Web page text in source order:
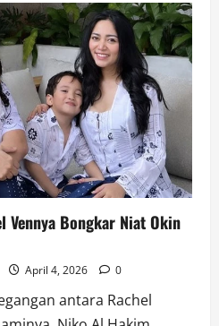
Vennya Bongkar Niat Okin
April 4, 2026 0
antara Rachel